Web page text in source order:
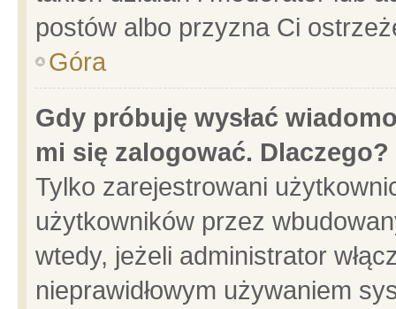
postów albo przyzna Ci
Góra
Gdy próbuję wysłać
mi się zalogować. Dlaczego?
Tylko zarejestrowani
użytkowników przez
wtedy, jeżeli administrator
nieprawidłowym używaniem